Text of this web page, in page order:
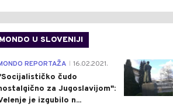
MONDO U SLOVENIJI
4
REPORTAŽA 16.02.2021.
čudo
za Jugoslavijom":
je izgubilo n...